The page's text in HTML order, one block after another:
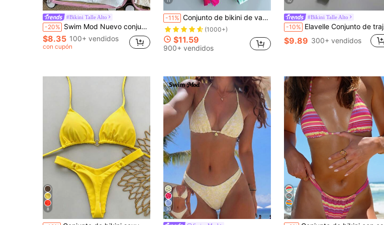
#Bikini Talle Alto
-20% Swim Mod Nuevo conjunto de bikini de dos piezas de verano/primavera 2026 con textura de jacquard amarillo mantequilla, escote en V y espalda descubierta, sexy y dulce para vacaciones en la playa. Conjunto de bikini de dos piezas amarillo para vacaciones en Zante
$8.35 100+ vendidos
con cupón
-11% Conjunto de bikini de vacaciones de verano 2025 con parte superior de atar al cuello y espalda descubierta, y Bottom separada con trenzado, de alta gama para mujer
(1000+)
$11.59
900+ vendidos
#Bikini Talle Alto
-10% Elavelle Conjunto de traje de baño de 2 piezas para mujer de verano y playa con top de triángulo con lazo de tela texturizada especial y bragas de bikini fruncidas
$9.89 300+ vendidos
8 30 32
#6 Más vendidos en Sexy Ropa de playa para mujeres